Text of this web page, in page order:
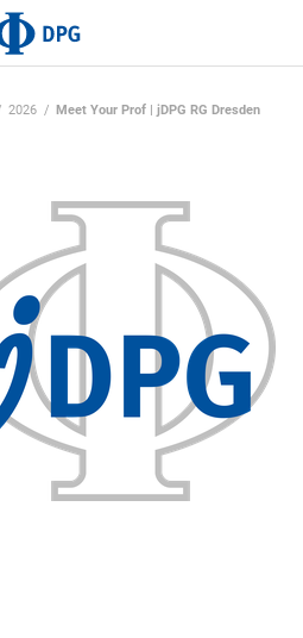
2026 Meet Your Prof | jDPG RG Dresden